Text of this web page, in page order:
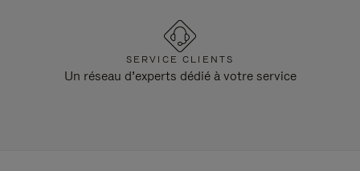
SERVICE CLIENTS
Un réseau d’experts dédié à votre service